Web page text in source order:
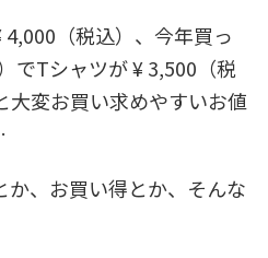
（税込）、今年買っ
でTシャツが ¥ 3,500（税
大変お買い求めやすいお値
か、お買い得とか、そんな